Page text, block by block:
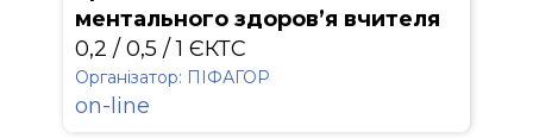
ментального здоров’я вчителя
0,2 / 0,5 / 1 ЄКТС
Організатор: ПІФАГОР
on-line